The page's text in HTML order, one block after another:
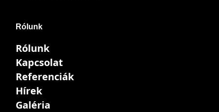
Rólunk
Rólunk
Kapcsolat
Referenciák
Hírek
Galéria